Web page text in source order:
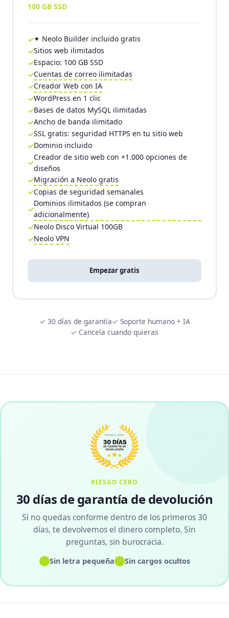
100 GB SSD
✦ Neolo Builder incluido gratis
Sitios web ilimitados
Espacio: 100 GB SSD
Cuentas de correo ilimitadas
Creador Web con IA
WordPress en 1 clic
Bases de datos MySQL ilimitadas
Ancho de banda ilimitado
SSL gratis: seguridad HTTPS en tu sitio web
Dominio incluido
Creador de sitio web con +1.000 opciones de
diseños
Migración a Neolo gratis
Copias de seguridad semanales
Dominios ilimitados (se compran
adicionalmente)
Neolo Disco Virtual 100GB
Neolo VPN
Empezar gratis
✓ 30 días de garantía✓ Soporte humano + IA
✓ Cancela cuando quieras
RIESGO CERO
30 días de garantía de devolución
Si no quedas conforme dentro de los primeros 30
días, te devolvemos el dinero completo. Sin
preguntas, sin burocracia.
✓Sin letra pequeña✓Sin cargos ocultos